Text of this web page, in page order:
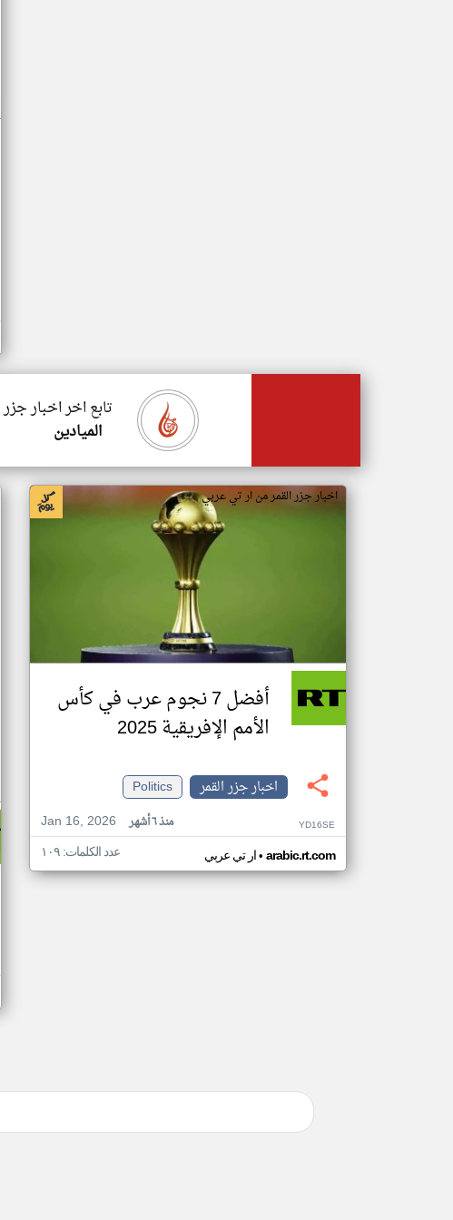
تابع اخر اخبار
الميادين
اخبار جزر القمر من ار تي عربي
أفضل 7 نجوم عرب في كأس
الأمم الإفريقية 2025
اخبار جزر القمر
Politics
Jan 16, 2026
منذ ٦ أشهر YD16SE
ار تي عربي• arabic.rt.com عدد الكلمات: ١٠٩